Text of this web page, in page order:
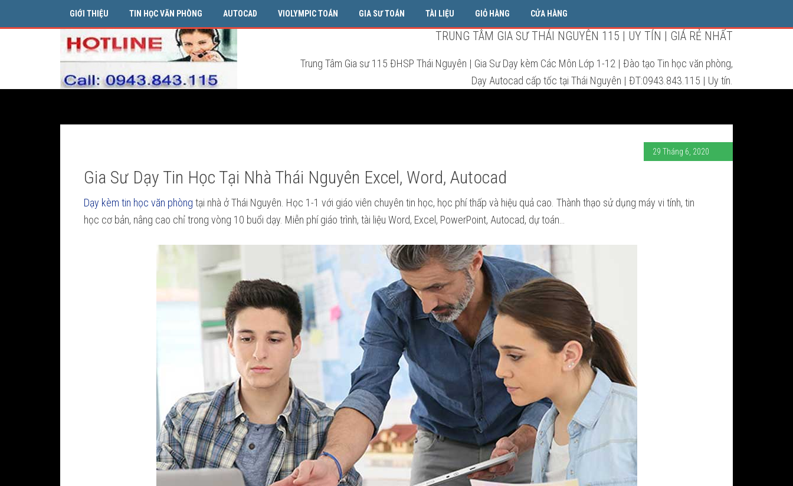
GIỚI THIỆU TIN HỌC VĂN PHÒNG AUTOCAD VIOLYMPIC TOÁN GIA SƯ TOÁN TÀI LIỆU GIỎ HÀNG CỬA HÀNG
TRUNG TÂM GIA SƯ THÁI NGUYÊN 115 | UY TÍN | GIÁ RẺ NHẤT
Trung Tâm Gia sư 115 ĐHSP Thái Nguyên | Gia Sư Dạy kèm Các Môn Lớp 1-12 | Đào tạo Tin học văn phòng,
Dạy Autocad cấp tốc tại Thái Nguyên | ĐT:0943.843.115 | Uy tín.
29 Tháng 6, 2020
Gia Sư Dạy Tin Học Tại Nhà Thái Nguyên Excel, Word, Autocad
Dạy kèm tin học văn phòng tại nhà ở Thái Nguyên. Học 1-1 với giáo viên chuyên tin học, học phí thấp và hiệu quả cao. Thành thạo sử dụng máy vi tính, tin
học cơ bản, nâng cao chỉ trong vòng 10 buổi dạy. Miễn phí giáo trình, tài liệu Word, Excel, PowerPoint, Autocad, dự toán…